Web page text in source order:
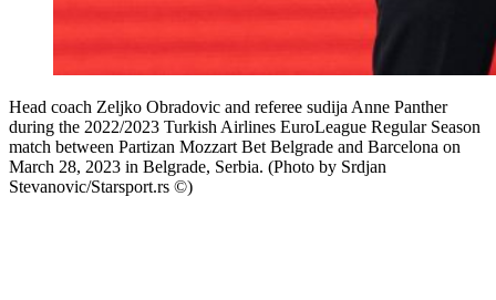
Head coach Zeljko Obradovic and referee sudija Anne Panther
during the 2022/2023 Turkish Airlines EuroLeague Regular Season
match between Partizan Mozzart Bet Belgrade and Barcelona on
March 28, 2023 in Belgrade, Serbia. (Photo by Srdjan
Stevanovic/Starsport.rs ©)